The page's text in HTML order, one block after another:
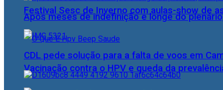
Festival Sesc de Inverno com aulas-show de
Vacinação contra o HPV e queda da
Após meses de indefinição e longe do
CDL pede solução para a falta de voos em